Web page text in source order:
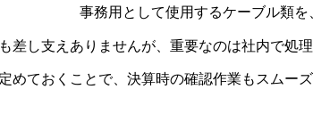
事務用として使用するケーブル類
差し支えありませんが、重要なのは社内で処
めておくことで、決算時の確認作業もスムーズ